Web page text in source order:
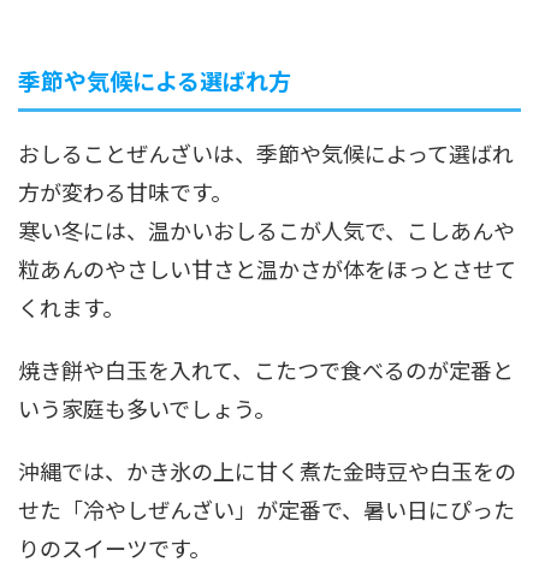
季節や気候による選ばれ方
おしることぜんざいは、季節や気候によって選ばれ
方が変わる甘味です。
寒い冬には、温かいおしるこが人気で、こしあんや
粒あんのやさしい甘さと温かさが体をほっとさせて
くれます。
焼き餅や白玉を入れて、こたつで食べるのが定番と
いう家庭も多いでしょう。
沖縄では、かき氷の上に甘く煮た金時豆や白玉をの
せた「冷やしぜんざい」が定番で、暑い日にぴった
りのスイーツです。